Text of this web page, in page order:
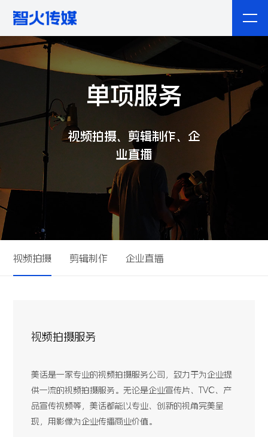
单项服务
视频拍摄、剪辑制作、企
业直播
视频拍摄 剪辑制作 企业直播
视频拍摄服务
美话是一家专业的视频拍摄服务公司，致力于为企业提
供一流的视频拍摄服务。无论是企业宣传片、TVC、产
品宣传视频等，美话都能以专业、创新的视角完美呈
现，用影像为企业传播商业价值。